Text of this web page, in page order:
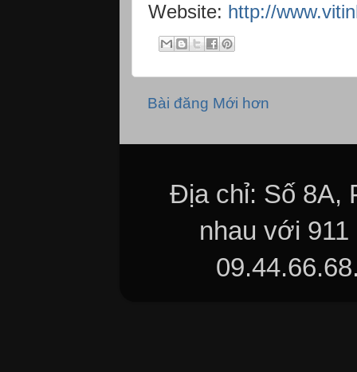
Website: http://
Bài đăng Mới hơn
Địa chỉ: Số 8A,
nhau với